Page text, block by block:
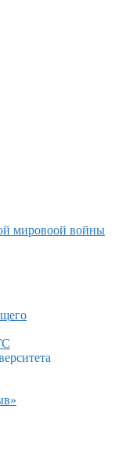
мировоой войны